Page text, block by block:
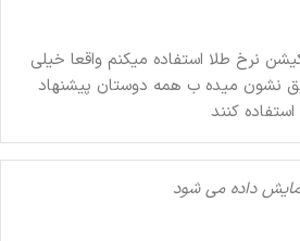
اپلیکیشن نرخ طلا استفاده میکنم واقعا خیلی
نشون میده ب همه دوستان پیشنهاد
کنند
داده می شود